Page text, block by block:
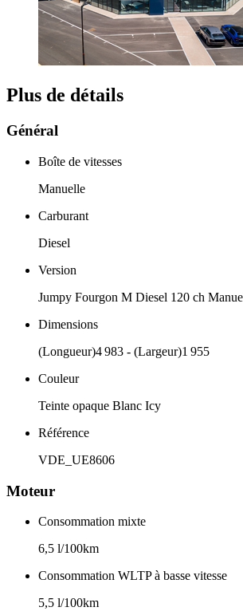
Plus de détails
Général
Boîte de vitesses
Manuelle
Carburant
Diesel
Version
Jumpy Fourgon M Diesel 120 ch
Dimensions
(Longueur)4 983 - (Largeur)1 955
Couleur
Teinte opaque Blanc Icy
Référence
VDE_UE8606
Moteur
Consommation mixte
6,5 l/100km
Consommation WLTP à basse vitesse
5,5 l/100km